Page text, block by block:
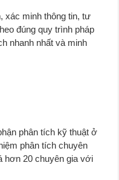
xác minh thông tin, tư
đúng quy trình pháp
nhanh nhất và minh
phân tích kỹ thuật ở
phân tích chuyên
hơn 20 chuyên gia với